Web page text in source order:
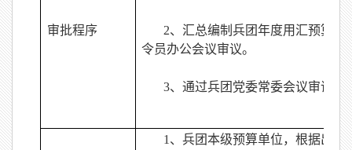
审批程序 2、汇总编制兵团年度用汇预算，
令员办公会议审议。
3、通过兵团党委常委会议审议后
1 、兵团本级预算单位，根据出国